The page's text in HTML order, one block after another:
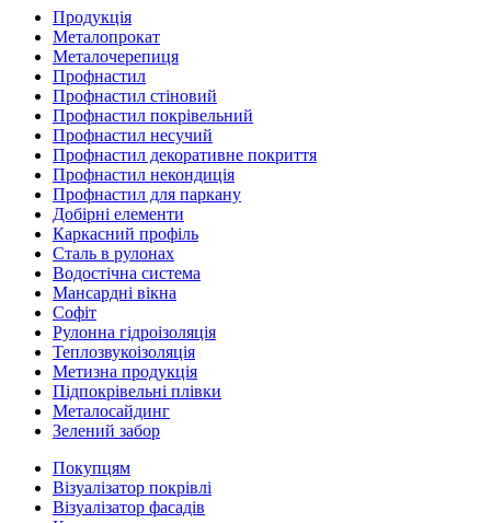
Продукція
Металопрокат
Металочерепиця
Профнастил
Профнастил стіновий
Профнастил покрівельний
Профнастил несучий
Профнастил декоративне покриття
Профнастил некондиція
Профнастил для паркану
Добірні елементи
Каркасний профіль
Сталь в рулонах
Водостічна система
Мансардні вікна
Софіт
Рулонна гідроізоляція
Теплозвукоізоляція
Метизна продукція
Підпокрівельні плівки
Металосайдинг
Зелений забор
Покупцям
Візуалізатор покрівлі
Візуалізатор фасадів